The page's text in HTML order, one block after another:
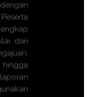
dari